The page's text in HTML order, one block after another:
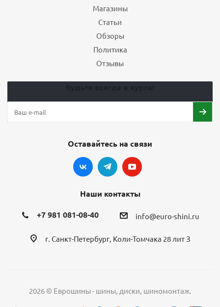
Магазины
Статьи
Обзоры
Политика
Отзывы
Оставайтесь на связи
Наши контакты
+7 981 081-08-40 info@euro-shini.ru
г. Санкт-Петербург, Коли-Томчака 28 лит З
2026 © Еврошины - шины, диски, шиномонтаж.